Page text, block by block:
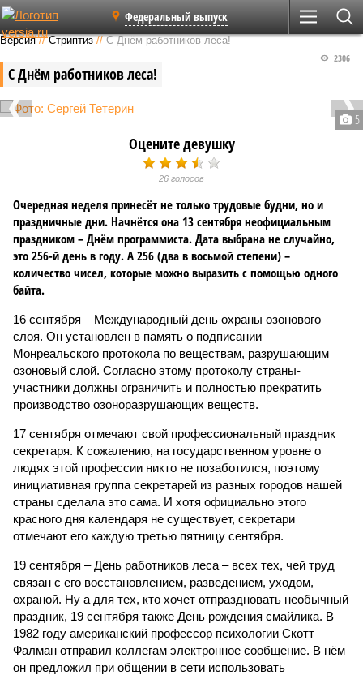
Федеральный выпуск
Версия //Стриптиз //С Днём работников леса!
С Днём работников леса!
2306
5
Оцените девушку
26 голосов
Очередная неделя принесёт не только трудовые будни, но и
праздничные дни. Начнётся она 13 сентября неофициальным
праздником – Днём программиста. Дата выбрана не случайно,
это 256-й день в году. А 256 (два в восьмой степени) –
количество чисел, которые можно выразить с помощью одного
байта.
16 сентября – Международный день охраны озонового
слоя. Он установлен в память о подписании
Монреальского протокола по веществам, разрушающим
озоновый слой. Согласно этому протоколу страны-
участники должны ограничить и полностью прекратить
производство озоноразрушающих веществ.
17 сентября отмечают свой профессиональный праздник
секретаря. К сожалению, на государственном уровне о
людях этой профессии никто не позаботился, поэтому
инициативная группа секретарей из разных городов нашей
страны сделала это сама. И хотя официально этого
красного дня календаря не существует, секретари
отмечают его каждую третью пятницу сентября.
19 сентября – День работников леса – всех тех, чей труд
связан с его восстановлением, разведением, уходом,
охраной. Ну а для тех, кто хочет отпраздновать необычный
праздник, 19 сентября также День рождения смайлика. В
1982 году американский профессор психологии Скотт
Фалман отправил коллегам электронное сообщение. В нём
он предложил при общении в сети использовать